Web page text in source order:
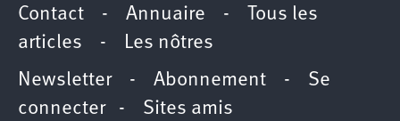
Contact - Annuaire -
Tous les
articles - Les nôtres
Newsletter- Abonnement - Se
connecter- Sites amis